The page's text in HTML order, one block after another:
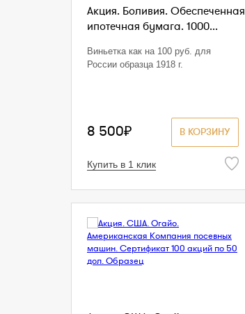
Акция. Боливия. Обеспеченная
ипотечная бумага. 1000...
Виньетка как на 100 руб. для
России образца 1918 г.
В КОРЗИНУ
8 500₽
Купить в 1 клик